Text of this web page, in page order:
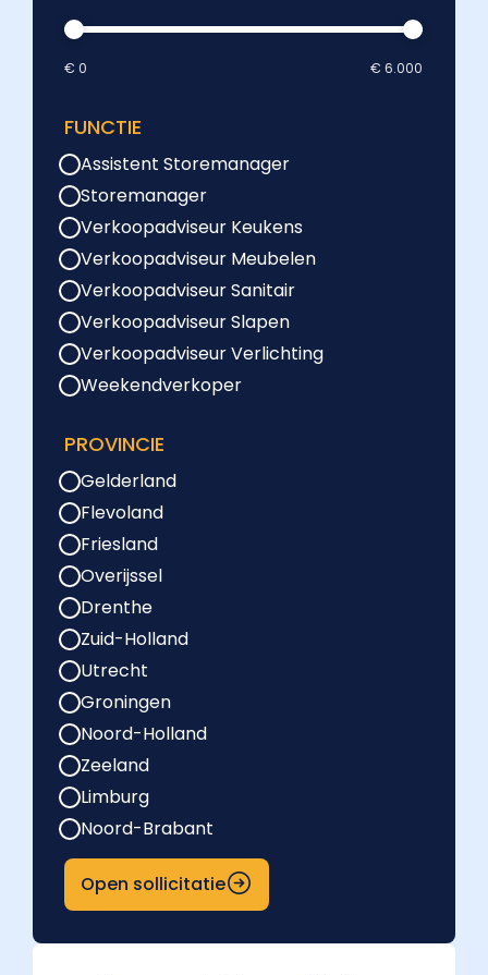
€ 0 € 6.000
FUNCTIE
Assistent Storemanager
Storemanager
Verkoopadviseur Keukens
Verkoopadviseur Meubelen
Verkoopadviseur Sanitair
Verkoopadviseur Slapen
Verkoopadviseur Verlichting
Weekendverkoper
PROVINCIE
Gelderland
Flevoland
Friesland
Overijssel
Drenthe
Zuid-Holland
Utrecht
Groningen
Noord-Holland
Zeeland
Limburg
Noord-Brabant
Open sollicitatie